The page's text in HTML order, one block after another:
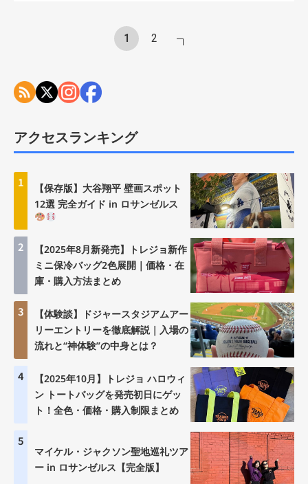
1 2
アクセスランキング
1
【保存版】大谷翔平 壁画スポット
12選 完全ガイド in ロサンゼルス
2
【2025年8月新発売】トレジョ新作
ミニ保冷バッグ2色展開｜価格・在
庫・購入方法まとめ
3
【体験談】ドジャースタジアムアー
リーエントリーを徹底解説｜入場の
流れと“神体験”の中身とは？
4
【2025年10月】トレジョ ハロウィ
ン トートバッグを発売初日にゲッ
ト！全色・価格・購入制限まとめ
5
マイケル・ジャクソン聖地巡礼ツア
ー in ロサンゼルス【完全版】